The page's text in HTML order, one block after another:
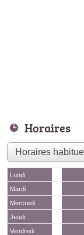
Horaires
Lundi
Mardi
Mercredi
Jeudi
Vendredi